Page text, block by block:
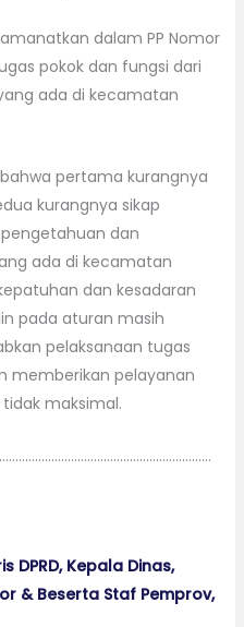
dalam PP Nomor
pokok dan fungsi dari
ada di kecamatan
pertama kurangnya
kurangnya sikap
dan
ada di kecamatan
dan kesadaran
pada aturan masih
pelaksanaan tugas
memberikan pelayanan
maksimal.
DPRD, Kepala Dinas,
& Beserta Staf Pemprov,